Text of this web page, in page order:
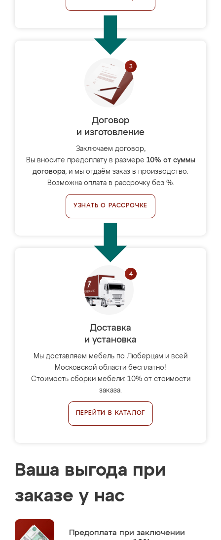
Договор
и изготовление
Заключаем договор,
Вы вносите предоплату в размере 10% от суммы
договора, и мы отдаём заказ в производство.
Возможна оплата в рассрочку без %.
УЗНАТЬ О РАССРОЧКЕ
Доставка
и установка
Мы доставляем мебель по Люберцам и всей
Московской области бесплатно!
Стоимость сборки мебели: 10% от стоимости
заказа.
ПЕРЕЙТИ В КАТАЛОГ
Ваша выгода при
заказе у нас
Предоплата при заключении